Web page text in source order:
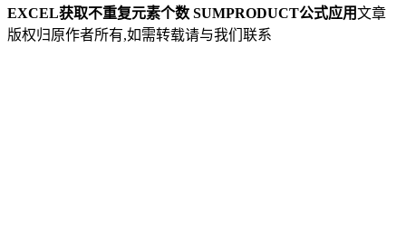
EXCEL获取不重复元素个数 SUMPRODUCT公式应用文章
版权归原作者所有,如需转载请与我们联系